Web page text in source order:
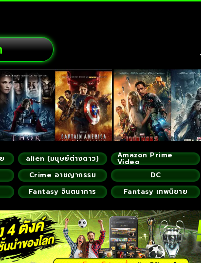
alien (มนุษย์ต่างดาว) Amazon Prime
Video
Crime อาชญากรรม
DC
Fantasy จินตนาการ
Fantasy เทพนิยาย